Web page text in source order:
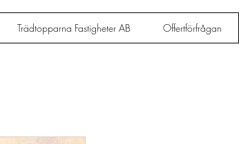
Trädtopparna Fastigheter AB Offertförfrågan